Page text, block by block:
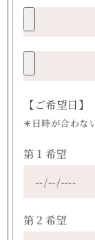
【ご希望日】
✳︎日時が合わな
第１希望
第２希望